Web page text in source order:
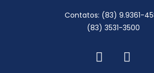
Contatos: (83) 9.9361-
(83) 3531-3500